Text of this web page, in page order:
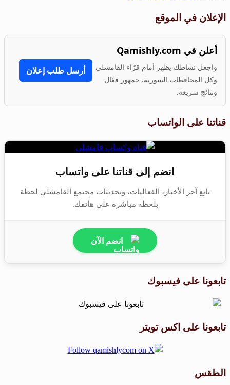
الإعلان في الموقع
أعلن في Qamishly.com
واجعل نشاطك يظهر أمام قرّاء القامشلي
وكل المحافظات السورية. جمهور فعّال
ونتائج سريعة.
أرسل طلب إعلان
قناتنا على الواتساب
انضم إلى قناتنا على واتساب
تابع آخر الأخبار، الفعاليات، وتحديثات مجتمع القامشلي لحظة
بلحظة مباشرة على هاتفك.
انضم الآن
تابعونا على فيسبوك
تابعونا على اكس تويتر
الطقس